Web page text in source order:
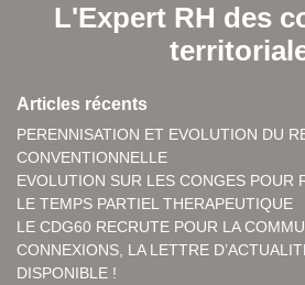
L'Expert RH des
Articles récents
PERENNISATION ET EVOLUTION DU
CONVENTIONNELLE
EVOLUTION SUR LES CONGES POUR
LE TEMPS PARTIEL THERAPEUTIQUE
LE CDG60 RECRUTE POUR LA
CONNEXIONS, LA LETTRE
DISPONIBLE !